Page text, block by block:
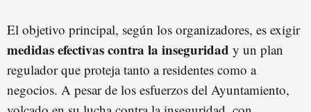
El objetivo principal, según los organizadores, es exigir
medidas efectivas contra la inseguridad y un plan
regulador que proteja tanto a residentes como a
negocios. A pesar de los esfuerzos del Ayuntamiento,